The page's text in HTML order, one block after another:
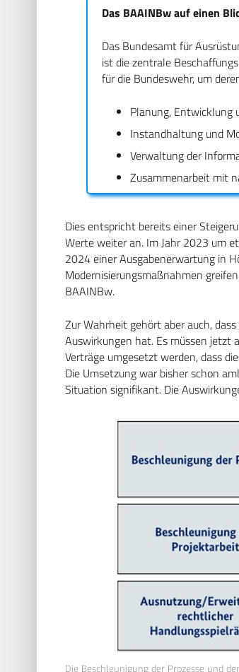
Das BAAINBw auf einen
Das Bundesamt für
ist die zentrale
für die Bundeswehr, um
Planung, Entwicklung
Instandhaltung und
Verwaltung der
Zusammenarbeit mit
Dies entspricht bereits einer
Werte weiter an. Im Jahr 2023 um
2024 einer Ausgabenerwartung in
Modernisierungsmaßnahmen
BAAINBw.
Zur Wahrheit gehört aber auch,
Auswirkungen hat. Es müssen jetzt
Verträge umgesetzt werden, dass
Die Umsetzung war bisher schon
Situation signifikant. Die
Die Beschleunigung der Prozesse und